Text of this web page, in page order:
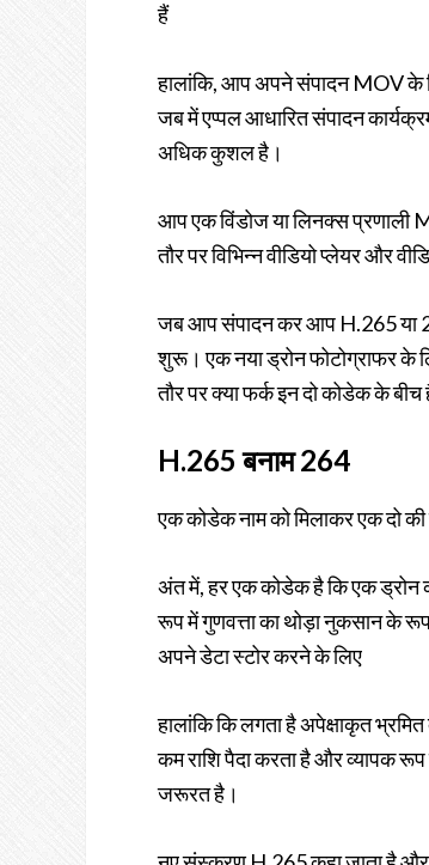
हैं
हालांकि, आप अपने संपादन MOV के
जब में एप्पल आधारित संपादन
अधिक कुशल है।
आप एक विंडोज या लिनक्स प्रणाली
तौर पर विभिन्न वीडियो प्लेयर और
जब आप संपादन कर आप H.265 या
शुरू। एक नया ड्रोन फोटोग्राफर के
तौर पर क्या फर्क इन दो कोडेक के बीच
H.265 बनाम 264
एक कोडेक नाम को मिलाकर एक दो
अंत में, हर एक कोडेक है कि एक ड्रोन
रूप में गुणवत्ता का थोड़ा नुकसान के
अपने डेटा स्टोर करने के लिए
हालांकि कि लगता है अपेक्षाकृत
कम राशि पैदा करता है और व्यापक रूप
जरूरत है।